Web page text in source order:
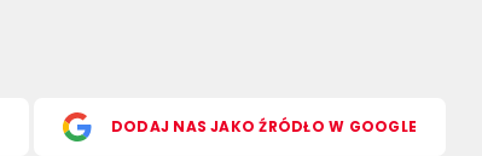
DODAJ NAS JAKO ŹRÓDŁO W GOOGLE